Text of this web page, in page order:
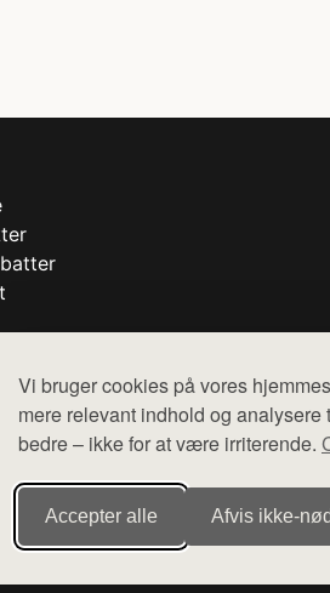
Vi bruger cookies på vores
mere relevant indhold og
bedre – ikke for at være irriterende.
Accepter alle Afvis
diverse webshops. Der sælges ikke
forbeholdes.